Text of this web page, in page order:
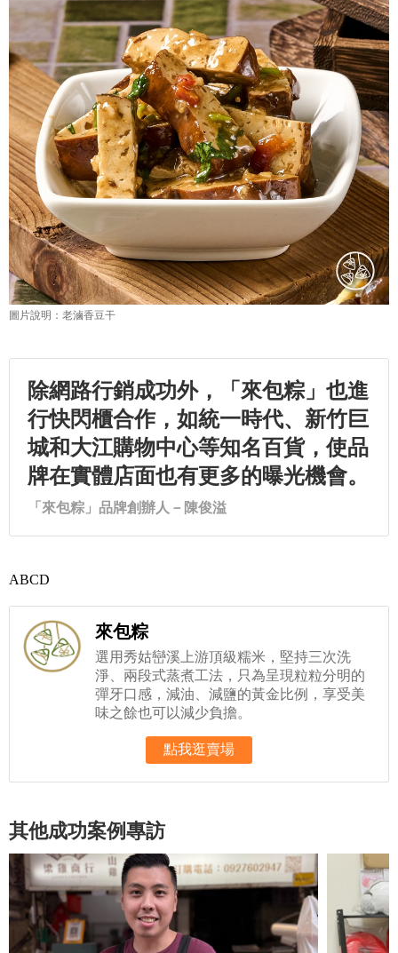
除網路行銷成功外，「來包粽」也進
行快閃櫃合作，如統一時代、新竹巨
城和大江購物中心等知名百貨，使品
牌在實體店面也有更多的曝光機會。
ABCD
來包粽
選用秀姑巒溪上游頂級糯米，堅持三次洗
淨、兩段式蒸煮工法，只為呈現粒粒分明的
彈牙口感，減油、減鹽的黃金比例，享受美
味之餘也可以減少負擔。
點我逛賣場
其他成功案例專訪